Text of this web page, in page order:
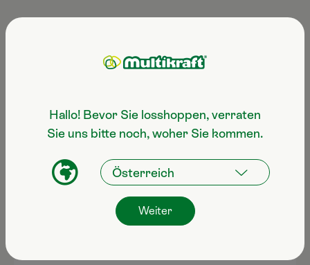
Hallo! Bevor Sie losshoppen, verraten
Sie uns bitte noch, woher Sie kommen.
Weiter